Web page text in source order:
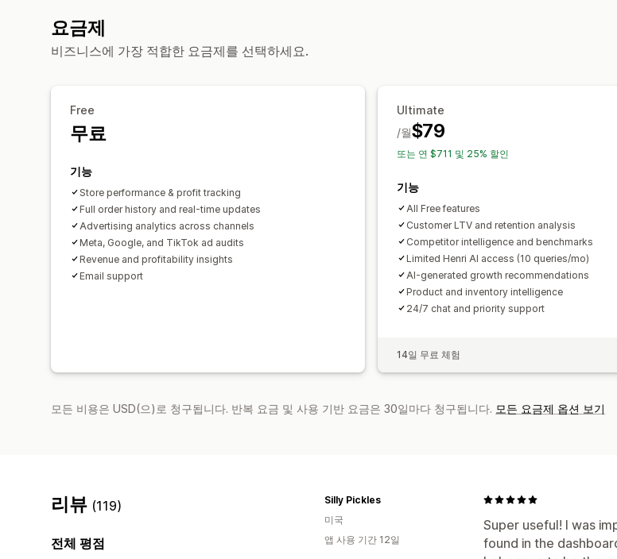
요금제
비즈니스에 가장 적합한 요금제를 선택하세요.
Free
무료
기능
Store performance & profit tracking
Full order history and real-time updates
Advertising analytics across channels
Meta, Google, and TikTok ad audits
Revenue and profitability insights
Email support
Ultimate
$79
/월
또는 연 $711 및 25% 할인
기능
All Free features
Customer LTV and retention analysis
Competitor intelligence and benchmarks
Limited Henri AI access (10 queries/mo)
AI-generated growth recommendations
Product and inventory intelligence
24/7 chat and priority support
14일 무료 체험
모든 비용은 USD(으)로 청구됩니다. 반복 요금 및 사용 기반 요금은 30일마다 청구됩니다. 모든 요금제 옵션 보기
리뷰 (119)
전체 평점
Super useful! I was
found in the
Silly Pickles
미국
앱 사용 기간 12일